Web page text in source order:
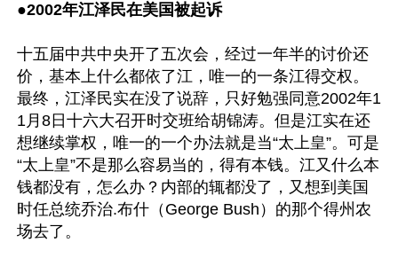
●2002年江泽民在美国被起诉
十五届中共中央开了五次会，经过一年半的讨价还
价，基本上什么都依了江，唯一的一条江得交权。
最终，江泽民实在没了说辞，只好勉强同意2002年1
1月8日十六大召开时交班给胡锦涛。但是江实在还
想继续掌权，唯一的一个办法就是当“太上皇”。可是
“太上皇”不是那么容易当的，得有本钱。江又什么本
钱都没有，怎么办？内部的辄都没了，又想到美国
时任总统乔治.布什（George Bush）的那个得州农
场去了。